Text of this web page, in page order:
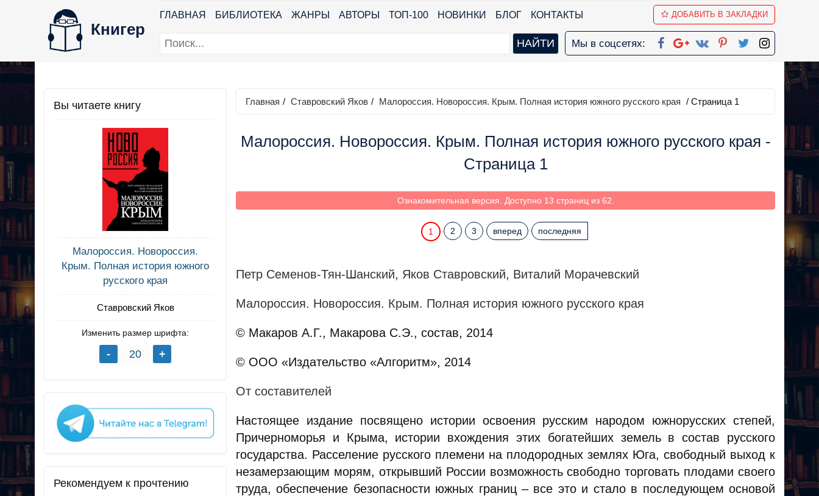
Книгер
ГЛАВНАЯ БИБЛИОТЕКА ЖАНРЫ АВТОРЫ ТОП-100 НОВИНКИ БЛОГ КОНТАКТЫ ДОБАВИТЬ В ЗАКЛАДКИ
Мы в соцсетях:
Вы читаете книгу
Малороссия. Новороссия.
Крым. Полная история южного
русского края
Ставровский Яков
Изменить размер шрифта:
Рекомендуем к прочтению
Главная / Ставровский Яков / Малороссия. Новороссия. Крым. Полная история южного русского края / Страница 1
Малороссия. Новороссия. Крым. Полная история южного русского края -
Страница 1
Ознакомительная версия. Доступно 13 страниц из 62.
1 2 3 вперед последняя
Петр Семенов-Тян-Шанский, Яков Ставровский, Виталий Морачевский
Малороссия. Новороссия. Крым. Полная история южного русского края
© Макаров А.Г., Макарова С.Э., состав, 2014
© ООО «Издательство «Алгоритм», 2014
От составителей
Настоящее издание посвящено истории освоения русским народом южнорусских степей,
Причерноморья и Крыма, истории вхождения этих богатейших земель в состав русского
государства. Расселение русского племени на плодородных землях Юга, свободный выход к
незамерзающим морям, открывший России возможность свободно торговать плодами своего
труда, обеспечение безопасности южных границ – все это и стало в последующем основой